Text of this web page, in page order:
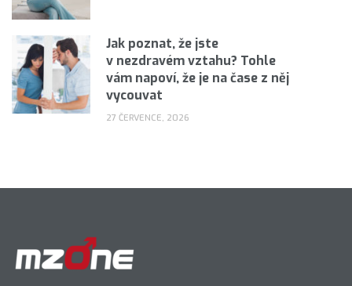
Jak poznat, že jste
v nezdravém vztahu? Tohle
vám napoví, že je na čase z něj
vycouvat
27 ČERVENCE, 2026